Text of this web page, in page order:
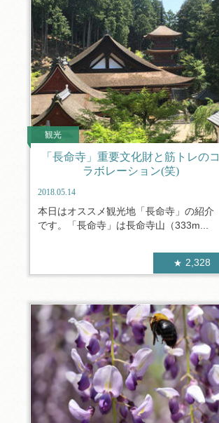
観光
「長命寺」重要文化財と筋トレのコ
ラボレーション(笑)
2018.05.14
本日はオススメ観光地「長命寺」の紹介
です。「長命寺」は長命寺山（333m...
2,328